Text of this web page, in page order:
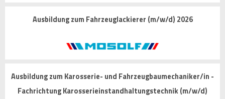
Ausbildung zum Fahrzeuglackierer (m/w/d) 2026
Ausbildung zum Karosserie- und Fahrzeugbaumechaniker/in -
Fachrichtung Karosserieinstandhaltungstechnik (m/w/d)